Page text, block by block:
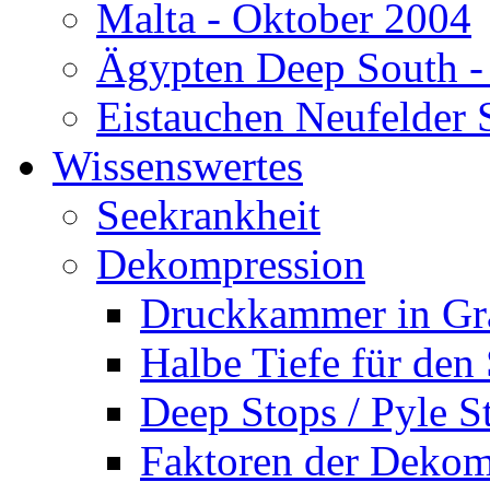
Malta - Oktober 2004
Ägypten Deep South
Eistauchen Neufelder
Wissenswertes
Seekrankheit
Dekompression
Druckkammer in
Halbe Tiefe für den
Deep Stops / Pyle
Faktoren der